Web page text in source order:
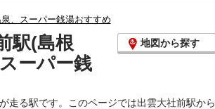
、スーパー銭湯おすすめ
駅(島根
ーパー銭
地図から探す
走る駅です。このページでは出雲大社前駅から